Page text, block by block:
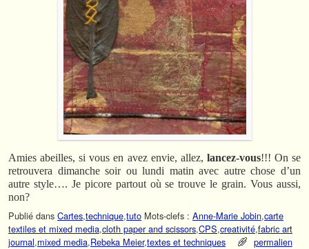
Amies abeilles, si vous en avez envie, allez, lancez-vous!!! On se
retrouvera dimanche soir ou lundi matin avec autre chose d’un
autre style…. Je picore partout où se trouve le grain. Vous aussi,
non?
Publié dans Cartes,technique,tuto Mots-clefs : Anne-Marie Jobin,carte
textiles et mixed media,cloth paper and scissors,CPS,creativité,fabric art
journal,mixed media,Rebeka Meier,textes et techniques permalien